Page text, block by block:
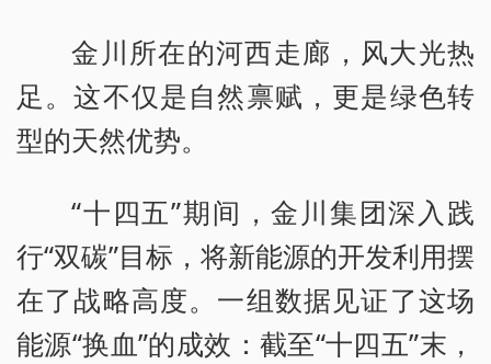
金川所在的河西走廊，风大光热
足。这不仅是自然禀赋，更是绿色转
型的天然优势。
“十四五”期间，金川集团深入践
行“双碳”目标，将新能源的开发利用摆
在了战略高度。一组数据见证了这场
能源“换血”的成效：截至“十四五”末，